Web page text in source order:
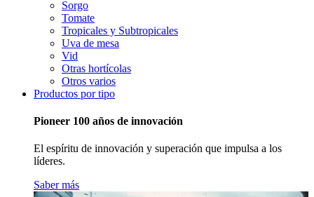
Sorgo
Tomate
Tropicales y Subtropicales
Uva de mesa
Vid
Otras hortícolas
Otros varios
Productos por tipo
Pioneer 100 años de innovación
El espíritu de innovación y superación que impulsa a los
líderes.
Saber más